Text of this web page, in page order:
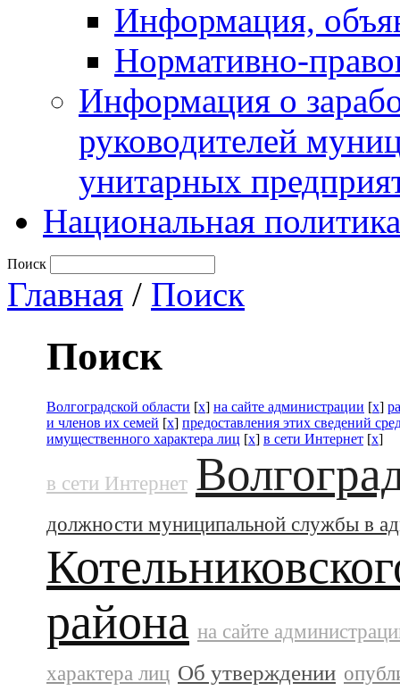
Информация,
Нормативно-
Информация о
руководителей
унитарных
Национальная политика
Поиск
Главная / Поиск
Поиск
Волгоградской области [x] на сайте администрации [x]
и членов их семей [x] предоставления этих сведений
имущественного характера лиц [x] в сети Интернет [x]
в сети Интернет
должности муниципальной службы в
района на сайте
характера лиц Об утверждении